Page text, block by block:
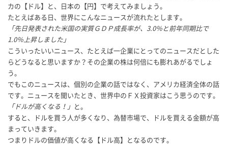
カの【ドル】と、日本の【円】で考えてみましょう。
たとえばある日、世界にこんなニュースが流れたとします。
「先日発表された米国の実質ＧＤＰ成長率が、3.0％と前年同期比で
1.0％上昇しました」
こういったいいニュース、たとえば一企業にとってのニュースだとした
らどうなると思いますか？その企業の株は何倍にも膨れあがるでしょ
う。
でもこのニュースは、個別の企業の話ではなく、アメリカ経済全体の話
です。ニュースを聞いたとき、世界中のＦＸ投資家はこう思うのです。
「ドルが高くなる！」 と。
すると、ドルを買う人が多くなり、為替市場で、ドルを買える金額が高
まっていきます。
つまりドルの価値が高くなる【ドル高】となるのです。